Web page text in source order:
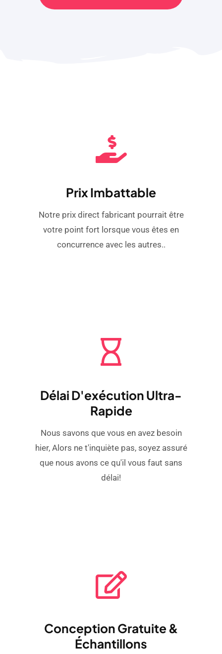
Prix ​​imbattable
Notre prix direct fabricant pourrait être
votre point fort lorsque vous êtes en
concurrence avec les autres..
Délai D'exécution Ultra-
Rapide
Nous savons que vous en avez besoin
hier, Alors ne t'inquiète pas, soyez assuré
que nous avons ce qu'il vous faut sans
délai!
Conception Gratuite &
Échantillons